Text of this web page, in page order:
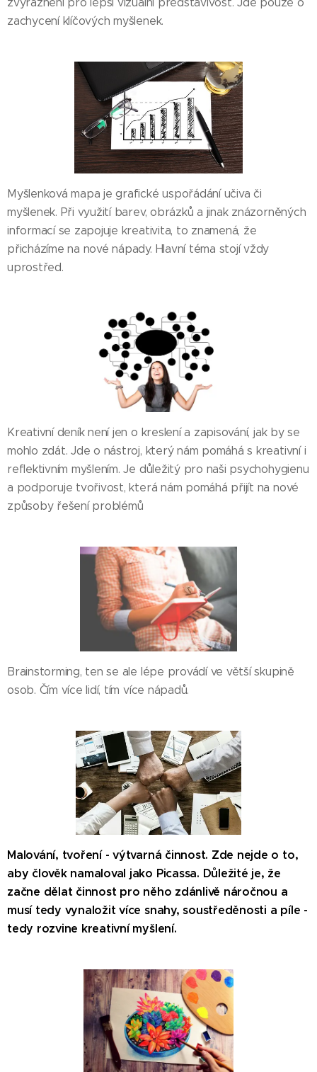
zachycení klíčových myšlenek.
Myšlenková mapa je grafické uspořádání učiva či
myšlenek. Při využití barev, obrázků a jinak znázorněných
informací se zapojuje kreativita, to znamená, že
přicházíme na nové nápady. Hlavní téma stojí vždy
uprostřed.
Kreativní deník není jen o kreslení a zapisování, jak by se
mohlo zdát. Jde o nástroj, který nám pomáhá s kreativní i
reflektivním myšlením. Je důležitý pro naši psychohygienu
a podporuje tvořivost, která nám pomáhá přijít na nové
způsoby řešení problémů
Brainstorming, ten se ale lépe provádí ve větší skupině
osob. Čím více lidí, tím více nápadů.
Malování, tvoření - výtvarná činnost. Zde nejde o to,
aby člověk namaloval jako Picassa. Důležité je, že
začne dělat činnost pro něho zdánlivě náročnou a
musí tedy vynaložit více snahy, soustředěnosti a píle -
tedy rozvine kreativní myšlení.